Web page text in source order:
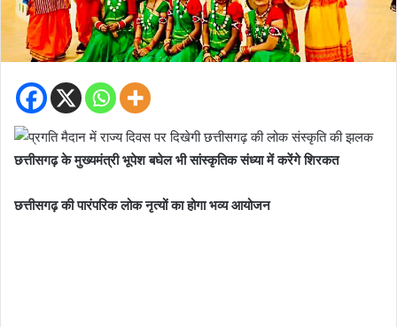
छत्तीसगढ़ के मुख्यमंत्री भूपेश बघेल भी सांस्कृतिक संध्या में करेंगे शिरकत
छत्तीसगढ़ की पारंपरिक लोक नृत्यों का होगा भव्य आयोजन